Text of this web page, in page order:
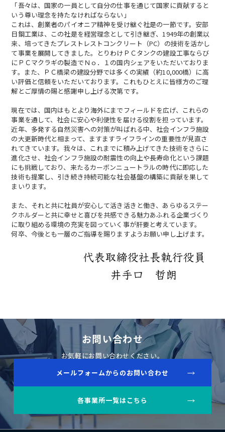
「吾々は、国家の一員として自分の仕事を通じて国家に貢献すると
いう尊い理念を持たなければならない」
これは、創業者のパイオニア精神を受け継ぐ社是の一節です。安部
日鋼工業は、この社是を経営理念として引き継ぎ、1949年の創業以
来、培ってきたプレストレストコンクリート（PC）の技術を活かし
て事業を展開してきました。とりわけＰＣタンクの建設工事ならび
にＰＣマクラギの製造でＮｏ．１の国内シェアをいただいておりま
す。また、ＰＣ橋梁の建設分野では多くの実績（約10,000橋）に高
い評価と信頼をいただいております。これもひとえに皆様方のご理
解とご厚情の賜と感謝申し上げる次第です。
現在では、国内はもとより海外にまでフィールドを広げ、これらの
事業を通して、社会に安心や利便性を届ける役割を担っています。
近年、多発する自然災害への対策が叫ばれる中、社会インフラ施設
の大更新時代と相まって、ますますライフラインの重要性が見直さ
れてきています。我々は、これまでに積み上げてきた技術をさらに
進化させ、社会インフラ施設の耐震性の向上や長寿命化という課題
にも挑戦しており、来たるカーボンニュートラルの時代に即応した
技術も提案し、引き続き持続可能な社会基盤の構築に貢献を果して
まいります。
また、それと共に社員が安心して活き活きと働き、あらゆるステー
クホルダーと共に幸せと喜びを共感できる魅力あふれる企業づくり
に取り組める環境の充実を図っていく事が肝要と考えています。
何卒、今後とも一層のご指導を賜りますようお願い申し上げます。
お問い合わせ
お気軽にお問い合わせください。
メールフォームからのお問い合わせ
各事業所一覧はこちら